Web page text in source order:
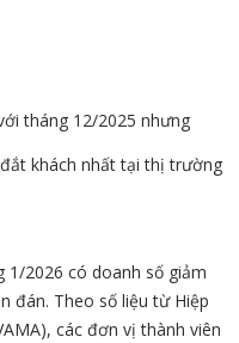
tháng 12/2025 nhưng
khách nhất tại thị trường
2026 có doanh số giảm
đán. Theo số liệu từ Hiệp
các đơn vị thành viên